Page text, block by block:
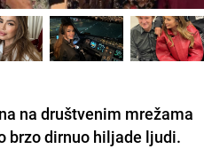
na društvenim mrežama
brzo dirnuo hiljade ljudi.